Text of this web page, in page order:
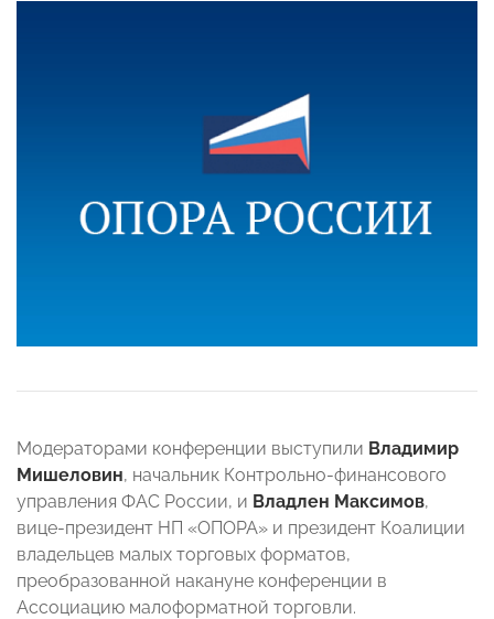
Модераторами конференции выступили Владимир
Мишеловин, начальник Контрольно-финансового
управления ФАС России, и Владлен Максимов,
вице-президент НП «ОПОРА» и президент Коалиции
владельцев малых торговых форматов,
преобразованной накануне конференции в
Ассоциацию малоформатной торговли.